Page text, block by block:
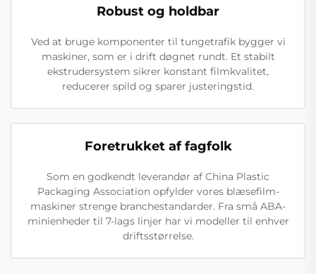
Robust og holdbar
Ved at bruge komponenter til tungetrafik bygger vi
maskiner, som er i drift døgnet rundt. Et stabilt
ekstrudersystem sikrer konstant filmkvalitet,
reducerer spild og sparer justeringstid.
Foretrukket af fagfolk
Som en godkendt leverandør af China Plastic
Packaging Association opfylder vores blæsefilm-
maskiner strenge branchestandarder. Fra små ABA-
minienheder til 7-lags linjer har vi modeller til enhver
driftsstørrelse.